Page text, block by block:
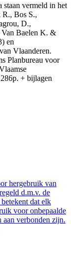
staan vermeld in het
Bos S.,
D.,
Baelen K. &
en
Vlaanderen.
Planbureau voor
+ bijlagen
hergebruik van
d.m.v. de
dat elk
voor onbepaalde
aan verbonden zijn.